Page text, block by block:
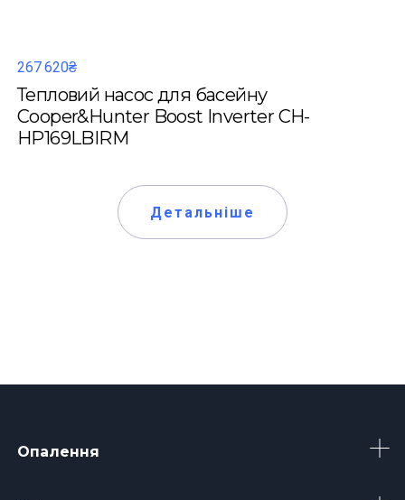
267 620₴
Тепловий насос для басейну
Cooper&Hunter Boost Inverter CH-
HP169LBIRM
Детальніше
Опалення